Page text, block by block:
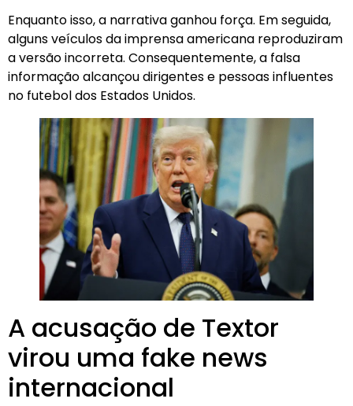
Enquanto isso, a narrativa ganhou força. Em seguida,
alguns veículos da imprensa americana reproduziram
a versão incorreta. Consequentemente, a falsa
informação alcançou dirigentes e pessoas influentes
no futebol dos Estados Unidos.
A acusação de Textor
virou uma fake news
internacional